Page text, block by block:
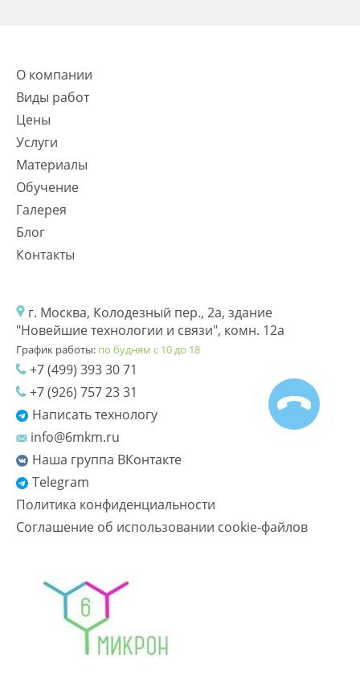
О компании
Виды работ
Цены
Услуги
Материалы
Обучение
Галерея
Блог
Контакты
г. Москва, Колодезный пер., 2а, здание
"Новейшие технологии и связи", комн. 12а
График работы: по будням с 10 до 18
+7 (499) 393 30 71
+7 (926) 757 23 31
Написать технологу
info@6mkm.ru
Наша группа ВКонтакте
Telegram
Политика конфиденциальности
Соглашение об использовании cookie-файлов